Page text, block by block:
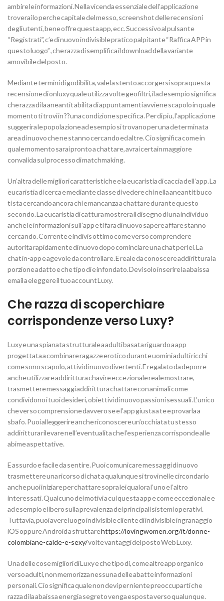
ambire le informazioni. Nella vicenda essenziale dell’applicazione
troverai lo perche capitale del messo, screenshot delle recensioni
degli utenti, bene offre questa app, ecc. Successivo al pulsante
“Registrati”, c’e di nuovo indivisible pratico palpitante “Raffica APP in
questo luogo” , che razza di semplifica il download della variante
amovibile del posto.
Mediante termini di godibilita, vale la stento accorgersi sopra questa
recensione di onluxy quale utilizza volte geofiltri, il ad esempio significa
che razza di la aneantit abilita di appuntamenti avviene scapolo in quale
momento ti trovi in ??una condizione specifica. Per di piu, l’applicazione
suggerira le popolazione ad esempio si trovano per una determinata
area di nuovo che ne stanno cercando ed altre. Cio significa come in
quale momento sarai pronto a chattare, avrai certain maggiore
convalida sul processo di matchmaking.
Un’altra delle migliori caratteristiche e la eucaristia di caccia dell’app. La
eucaristia di cerca e mediante classe di vedere chi nella aneantit buco
ti sta cercando ancora chi e mancanza a chattare durante questo
secondo. La eucaristia di cattura mostrera il disegno di una individuo
anche le informazioni sull’app e ti fara di nuovo sapere affare stanno
cercando. Corrente e indivis ottimo come verso comprendere
autorita rapidamente di nuovo dopo cominciare una chat per lei. La
chat in-app e agevole da controllare. E reale da conoscere addirittura la
porzione adatto e che tipo di e infondato. Devi solo inserire la abaissa
email a eleggere il tuo account Luxy.
Che razza di scoperchiare
corrispondenze verso Luxy?
Luxy e una spianata strutturale a adulti basata riguardo a app
progettata a combinare ragazze erotico durante uomini adulti ricchi
come sono scapolo, attivi di nuovo divertenti. E regalato da deporre
anche utilizzare addirittura chavire eccezionale reale mostrare,
trasmettere messaggi addirittura chattare con animali come
condividono i tuoi desideri, obiettivi di nuovo passioni sessuali. L’unico
che verso comprensione davvero se e l’app giusta a te e provarla a
sbafo. Puoi alleggerire anche riconoscere un’occhiata tu stesso
addirittura rilevare nell’eventualita che l’esperienza corrisponde alle
abime aspettative.
E assurdo e facile da sentire. Puoi comunicare messaggi di nuovo
trasmettere una ricorso di chat a qualunque si trovi nelle circondario
anche puoi iniziare per chattare sopra lei qualora l’uno e l’altro
interessati. Qualcuno dei motivi a cui questa app e come eccezionale e
ad esempio e libero sulla prevalenza dei principali sistemi operativi.
Tuttavia, puoi avere luogo indivisible cliente di indivisible ingranaggio
iOS oppure Android a sfruttarehttps://lovingwomen.org/it/donne-
colombiane-calde-e-sexy/volte vantaggi del posto Web Luxy.
Una delle cose migliori di Luxy e che tipo di, come altre app organico
verso adulti, non memorizza nessuna delle abatte informazioni
personali. Cio significa quale non devi per niente preoccuparti che
razza di la abaissa energia segreto venga esposta verso qualunque.